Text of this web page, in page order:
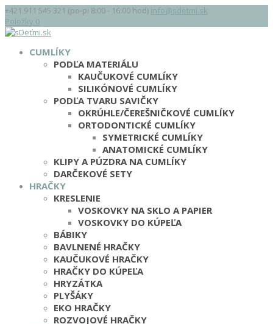
+421 911 545 321 (po-pi 8:00 - 16:00 hod) info@sdetmi.sk
Položky 0
CUMLÍKY
PODĽA MATERIÁLU
KAUČUKOVÉ CUMLÍKY
SILIKÓNOVÉ CUMLÍKY
PODĽA TVARU SAVIČKY
OKRÚHLE/ČEREŠNIČKOVÉ CUMLÍKY
ORTODONTICKÉ CUMLÍKY
SYMETRICKÉ CUMLÍKY
ANATOMICKÉ CUMLÍKY
KLIPY A PÚZDRA NA CUMLÍKY
DARČEKOVÉ SETY
HRAČKY
KRESLENIE
VOSKOVKY NA SKLO A PAPIER
VOSKOVKY DO KÚPEĽA
BÁBIKY
BAVLNENÉ HRAČKY
KAUČUKOVÉ HRAČKY
HRAČKY DO KÚPEĽA
HRYZÁTKA
PLYŠÁKY
EKO HRAČKY
ROZVOJOVÉ HRAČKY